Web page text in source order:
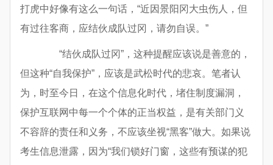
打虎中好像有这么一句话，“近因景阳冈大虫伤人，但
有过往客商，应结伙成队过冈，请勿自误。”
“结伙成队过冈”，这种提醒应该说是善意的，
但这种“自我保护”，应该是武松时代的悲哀。笔者认
为，时至今日，在这个信息化时代，堵住制度漏洞，
保护互联网中每一个个体的正当权益，是有关部门义
不容辞的责任和义务，不应该坐视“黑客”做大。如果说
考生信息泄露，因为“我们锁好门窗，这些有预谋的犯